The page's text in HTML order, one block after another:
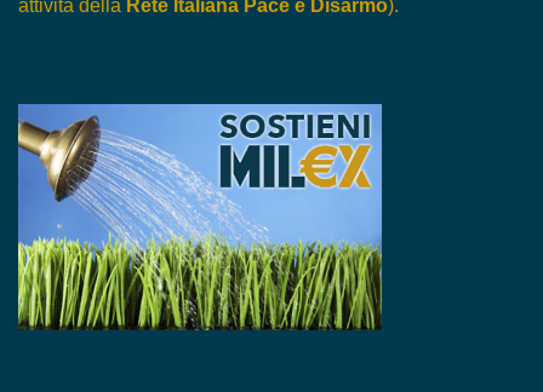
attività della Rete Italiana Pace e Disarmo).